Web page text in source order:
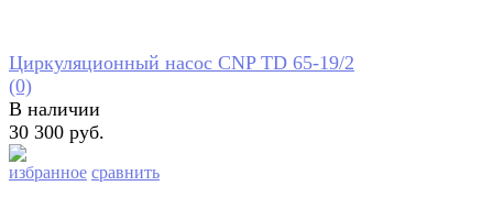
избранное сравнить
Циркуляционный насос CNP TD 65-19/2
(0)
В наличии
30 300 руб.